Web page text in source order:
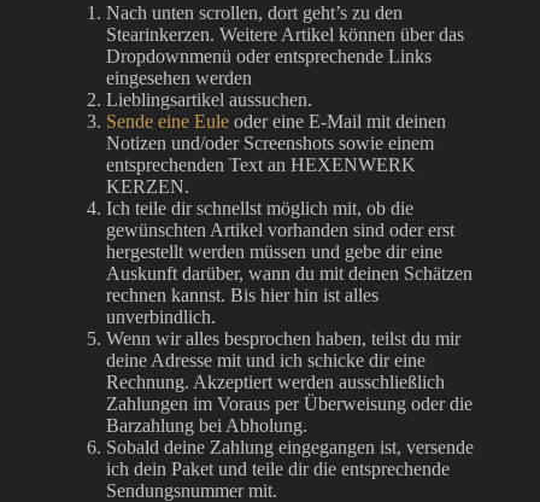
Nach unten scrollen, dort geht’s zu den
Stearinkerzen. Weitere Artikel können über das
Dropdownmenü oder entsprechende Links
eingesehen werden
Lieblingsartikel aussuchen.
Sende eine Eule oder eine E-Mail mit deinen
Notizen und/oder Screenshots sowie einem
entsprechenden Text an HEXENWERK
KERZEN.
Ich teile dir schnellst möglich mit, ob die
gewünschten Artikel vorhanden sind oder erst
hergestellt werden müssen und gebe dir eine
Auskunft darüber, wann du mit deinen Schätzen
rechnen kannst. Bis hier hin ist alles
unverbindlich.
Wenn wir alles besprochen haben, teilst du mir
deine Adresse mit und ich schicke dir eine
Rechnung. Akzeptiert werden ausschließlich
Zahlungen im Voraus per Überweisung oder die
Barzahlung bei Abholung.
Sobald deine Zahlung eingegangen ist, versende
ich dein Paket und teile dir die entsprechende
Sendungsnummer mit.